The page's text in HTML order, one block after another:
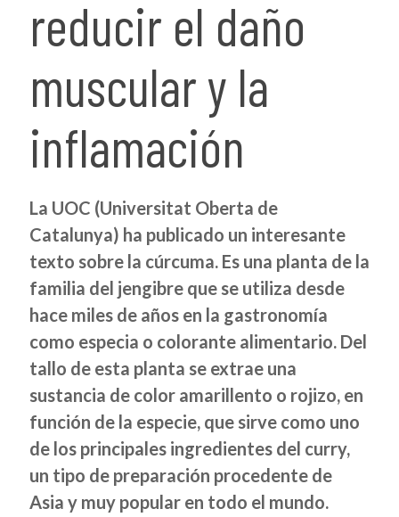
reducir el daño
muscular y la
inflamación
La UOC (Universitat Oberta de
Catalunya) ha publicado un interesante
texto sobre la cúrcuma. Es una planta de la
familia del jengibre que se utiliza desde
hace miles de años en la gastronomía
como especia o colorante alimentario. Del
tallo de esta planta se extrae una
sustancia de color amarillento o rojizo, en
función de la especie, que sirve como uno
de los principales ingredientes del curry,
un tipo de preparación procedente de
Asia y muy popular en todo el mundo.